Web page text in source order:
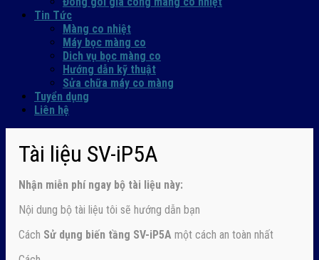
Tin Tức
Màng co nhiệt
Máy bọc màng co
Dich vụ bọc màng co
Hướng dẫn kỹ thuật
Sửa chữa máy co màng
Tuyển dụng
Liên hệ
Tài liệu SV-iP5A
Nhận miễn phí ngay bộ tài liệu này:
Nội dung bộ tài liệu tôi sẽ hướng dẫn bạn
Cách Sử dụng biến tầng SV-iP5A một cách an toàn nhất